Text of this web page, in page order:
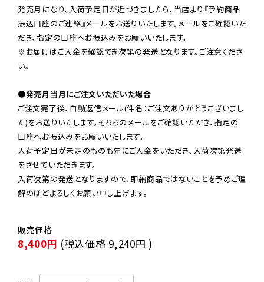
発売月になり、入荷予定日が近づきましたら、当店より『予約商品
振込口座のご連絡』メールをお送りいたします。メールをご確認いた
だき、指定の口座へお振込みをお願いいたします。
※お届けはご入金を確認でき次第の発送となります。ご注意くださ
い。
●発売月当月にご注文いただいた場合
ご注文完了後、自動返信メール(件名：ご注文ありがとうございまし
た)をお送りいたします。そちらのメールをご確認いただき、指定の
口座へお振込みをお願いいたします。
入荷予定日が未定のものも先にご入金をいただき、入荷次第発送
をさせていただきます。
入荷次第の発送となりますので、即納商品ではないことを予めご理
解のほどよろしくお願い申し上げます。
8,400円 (税込価格 9,240円 )